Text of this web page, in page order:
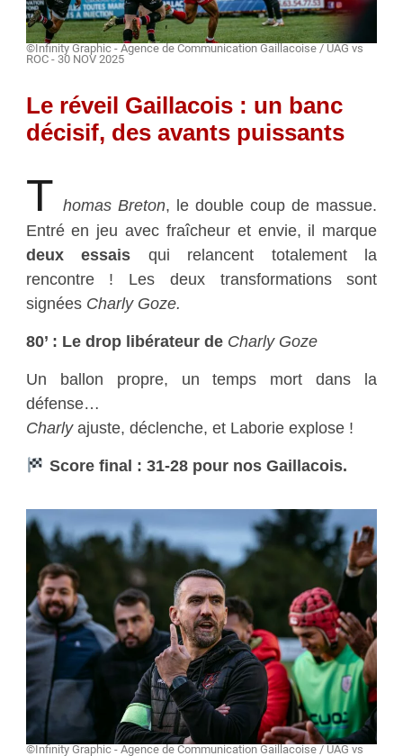
©Infinity Graphic - Agence de Communication Gaillacoise / UAG vs
ROC - 30 NOV 2025
Le réveil Gaillacois : un banc
décisif, des avants puissants
T homas Breton, le double coup de massue.
Entré en jeu avec fraîcheur et envie, il marque
deux essais qui relancent totalement la
rencontre ! Les deux transformations sont
signées Charly Goze.
80’ : Le drop libérateur de Charly Goze
Un ballon propre, un temps mort dans la
défense…
Charlyajuste, déclenche, et Laborie explose !
Score final : 31-28 pour nos Gaillacois.
©Infinity Graphic - Agence de Communication Gaillacoise / UAG vs